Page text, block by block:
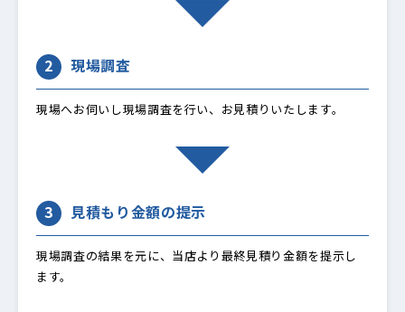
2 現場調査
現場へお伺いし現場調査を行い、お見積りいたします。
3 見積もり金額の提示
現場調査の結果を元に、当店より最終見積り金額を提示し
ます。